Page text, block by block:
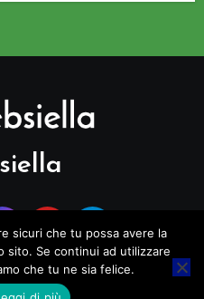
sicuri che tu possa avere la
sito. Se continui ad utilizzare
che tu ne sia felice.